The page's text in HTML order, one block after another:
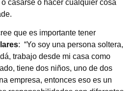
casarse o hacer cualquier cosa
que es importante tener
: “Yo soy una persona soltera,
trabajo desde mi casa como
tiene dos niños, uno de dos
empresa, entonces eso es un